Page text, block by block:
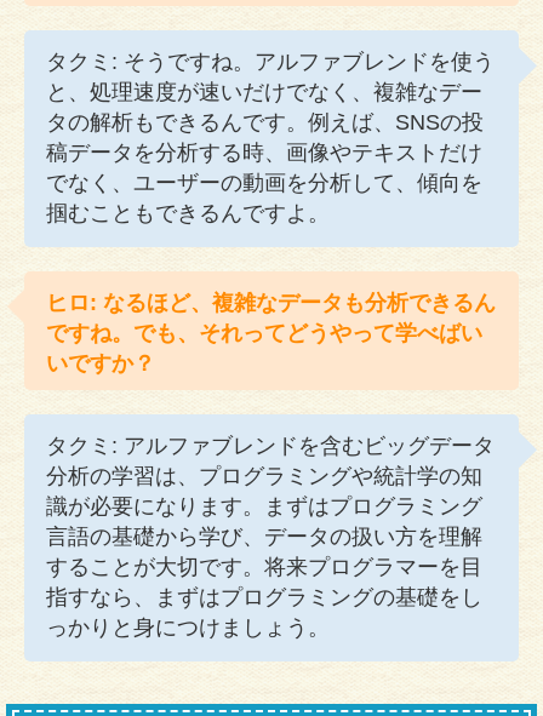
タクミ: そうですね。アルファブレンドを使う
と、処理速度が速いだけでなく、複雑なデー
タの解析もできるんです。例えば、SNSの投
稿データを分析する時、画像やテキストだけ
でなく、ユーザーの動画を分析して、傾向を
掴むこともできるんですよ。
ヒロ: なるほど、複雑なデータも分析できるん
ですね。でも、それってどうやって学べばい
いですか？
タクミ: アルファブレンドを含むビッグデータ
分析の学習は、プログラミングや統計学の知
識が必要になります。まずはプログラミング
言語の基礎から学び、データの扱い方を理解
することが大切です。将来プログラマーを目
指すなら、まずはプログラミングの基礎をし
っかりと身につけましょう。